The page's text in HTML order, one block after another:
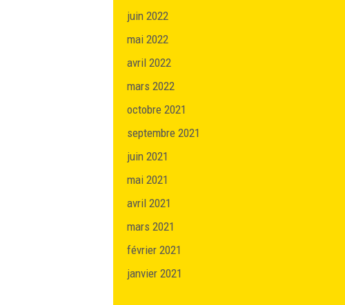
juin 2022
mai 2022
avril 2022
mars 2022
octobre 2021
septembre 2021
juin 2021
mai 2021
avril 2021
mars 2021
février 2021
janvier 2021